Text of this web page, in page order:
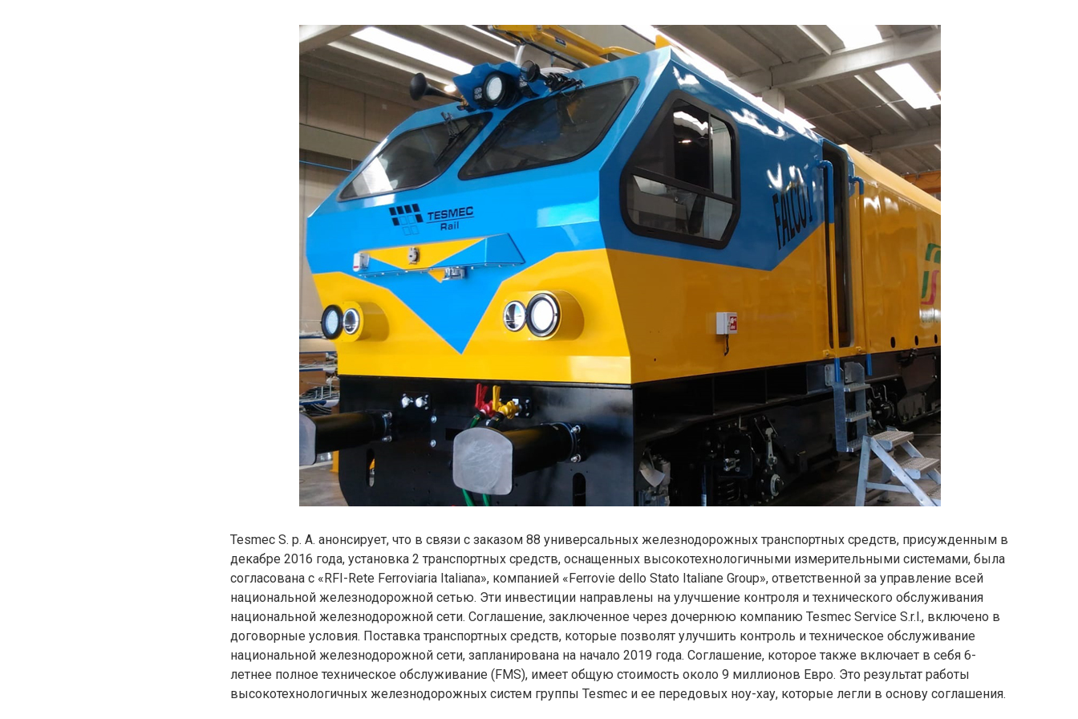
Tesmec S. p. A. анонсирует, что в связи с заказом 88 универсальных железнодорожных транспортных средств, присужденным в
декабре 2016 года, установка 2 транспортных средств, оснащенных высокотехнологичными измерительными системами, была
согласована с «RFI-Rete Ferroviaria Italiana», компанией «Ferrovie dello Stato Italiane Group», ответственной за управление всей
национальной железнодорожной сетью. Эти инвестиции направлены на улучшение контроля и технического обслуживания
национальной железнодорожной сети. Соглашение, заключенное через дочернюю компанию Tesmec Service S.r.l., включено в
договорные условия. Поставка транспортных средств, которые позволят улучшить контроль и техническое обслуживание
национальной железнодорожной сети, запланирована на начало 2019 года. Соглашение, которое также включает в себя 6-
летнее полное техническое обслуживание (FMS), имеет общую стоимость около 9 миллионов Евро. Это результат работы
высокотехнологичных железнодорожных систем группы Tesmec и ее передовых ноу-хау, которые легли в основу соглашения.